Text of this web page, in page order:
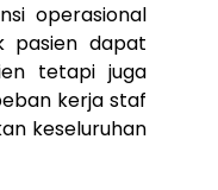
operasional
pasien dapat
tetapi juga
kerja staf
keseluruhan